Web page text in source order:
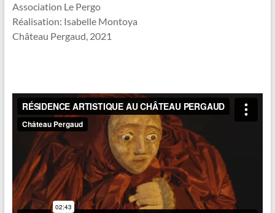
Association Le Pergo
Réalisation: Isabelle Montoya
Château Pergaud, 2021